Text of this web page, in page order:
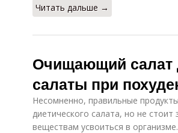
Читать дальше →
Очищающий салат
салаты при
Несомненно, правильные
диетического салата, но не
веществам усвоиться в организме.